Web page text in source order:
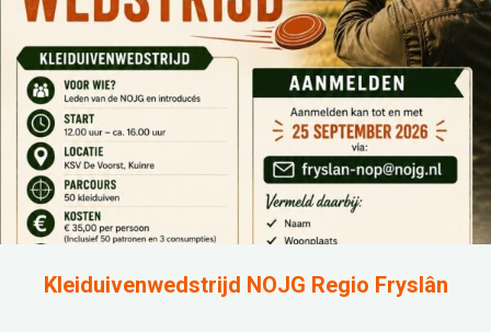
Kleiduivenwedstrijd NOJG Regio Fryslân